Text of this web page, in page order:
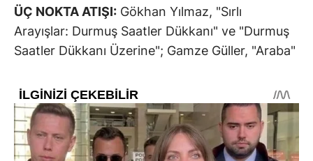
ÜÇ NOKTA ATIŞI: Gökhan Yılmaz, "Sırlı
Arayışlar: Durmuş Saatler Dükkanı" ve "Durmuş
Saatler Dükkanı Üzerine"; Gamze Güller, "Araba"